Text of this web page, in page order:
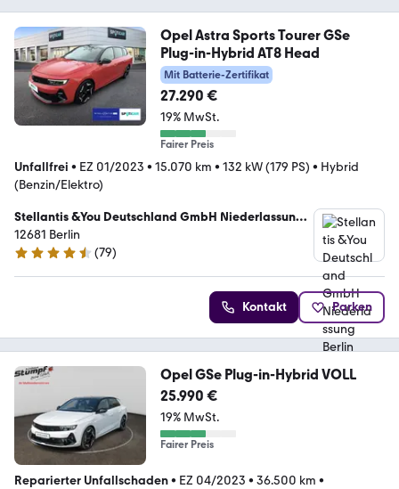
Opel Astra Sports Tourer GSe
Plug-in-Hybrid AT8 Head
Mit Batterie-Zertifikat
27.290 €
19% MwSt.
Fairer Preis
Unfallfrei • EZ 01/2023 • 15.070 km • 132 kW (179 PS) • Hybrid
(Benzin/Elektro)
Stellantis &You Deutschland GmbH Niederlassung
Berlin Marzahn
12681 Berlin
4.6 Sterne
(79)
Kontakt Parken
Opel GSe Plug-in-Hybrid VOLL
25.990 €
19% MwSt.
Fairer Preis
Reparierter Unfallschaden• EZ 04/2023 • 36.500 km •